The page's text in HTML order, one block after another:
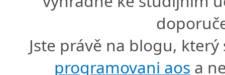
Jste právě na blogu,
programovani aos a